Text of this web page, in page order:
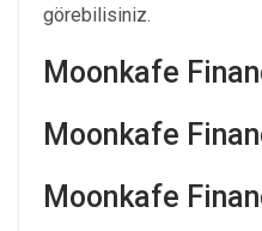
görebilisiniz.
Moonkafe
Moonkafe
Moonkafe